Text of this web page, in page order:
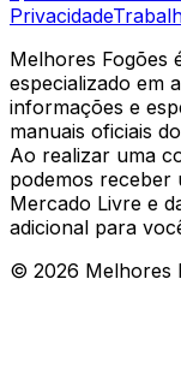
Privacidade
Melhores Fogões
especializado em
informações e
manuais oficiais
Ao realizar uma
podemos receber
Mercado Livre e
adicional para
© 2026 Melhores